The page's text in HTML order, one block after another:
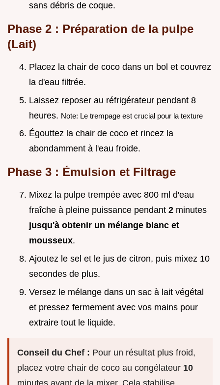
sans débris de coque.
Phase 2 : Préparation de la pulpe
(Lait)
Placez la chair de coco dans un bol et couvrez
la d'eau filtrée.
Laissez reposer au réfrigérateur pendant 8
heures. Note: Le trempage est crucial pour la texture
Égouttez la chair de coco et rincez la
abondamment à l'eau froide.
Phase 3 : Émulsion et Filtrage
Mixez la pulpe trempée avec 800 ml d'eau
fraîche à pleine puissance pendant 2 minutes
jusqu'à obtenir un mélange blanc et
mousseux.
Ajoutez le sel et le jus de citron, puis mixez 10
secondes de plus.
Versez le mélange dans un sac à lait végétal
et pressez fermement avec vos mains pour
extraire tout le liquide.
Conseil du Chef : Pour un résultat plus froid,
placez votre chair de coco au congélateur 10
minutes avant de la mixer. Cela stabilise